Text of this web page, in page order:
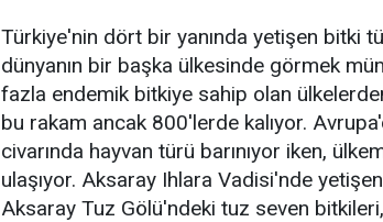
Türkiye'nin dört bir yanında yetişen bitki
dünyanın bir başka ülkesinde görmek
fazla endemik bitkiye sahip olan
bu rakam ancak 800'lerde kalıyor.
civarında hayvan türü barınıyor iken,
ulaşıyor. Aksaray Ihlara Vadisi'nde
Aksaray Tuz Gölü'ndeki tuz seven